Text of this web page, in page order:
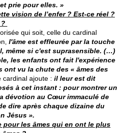
prie pour elles. »
vision de l’enfer ? Est-ce réel ?
?
qui soit, celle du cardinal
l'âme est effleurée par la touche
même si c'est suprasensible. (…)
les enfants ont fait l'expérience
ont vu la chute des « âmes des
cardinal ajoute : il leur est dit
à cet instant : pour montrer un
dévotion au Cœur immaculé de
dire après chaque dizaine du
Jésus ».
pour les âmes qui en ont le plus